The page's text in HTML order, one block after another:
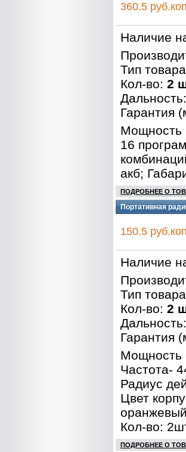
360.5
Наличие
Тип
Кол-во: 2
Дальность:
Гарантия
Мощность
16
акб;
ПОДРОБНЕЕ О
Портативная
150.5
Наличие
Тип
Кол-во: 2
Дальность:
Гарантия
Мощность
Частота-
Радиус
Цвет
Кол-во:
ПОДРОБНЕЕ О